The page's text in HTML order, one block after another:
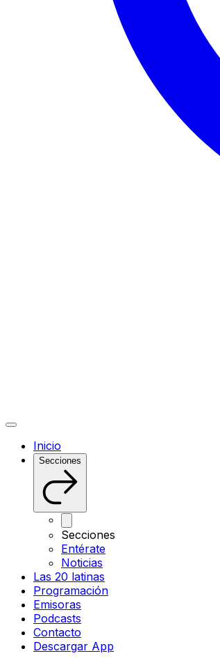
Inicio
Secciones
Secciones
Entérate
Noticias
Las 20 latinas
Programación
Emisoras
Podcasts
Contacto
Descargar App